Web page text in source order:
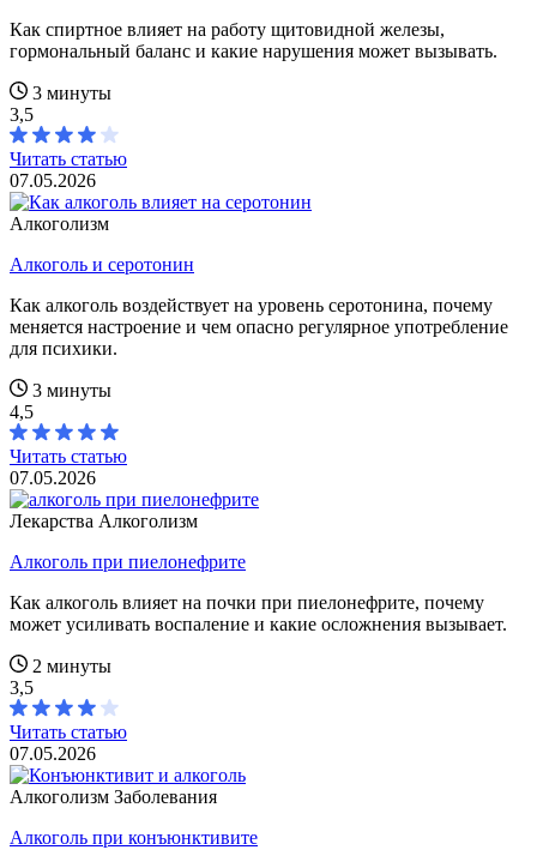
Как спиртное влияет на работу щитовидной железы,
гормональный баланс и какие нарушения может вызывать.
3 минуты
3,5
Читать статью
07.05.2026
Алкоголизм
Алкоголь и серотонин
Как алкоголь воздействует на уровень серотонина, почему
меняется настроение и чем опасно регулярное употребление
для психики.
3 минуты
4,5
Читать статью
07.05.2026
Лекарства Алкоголизм
Алкоголь при пиелонефрите
Как алкоголь влияет на почки при пиелонефрите, почему
может усиливать воспаление и какие осложнения вызывает.
2 минуты
3,5
Читать статью
07.05.2026
Алкоголизм Заболевания
Алкоголь при конъюнктивите